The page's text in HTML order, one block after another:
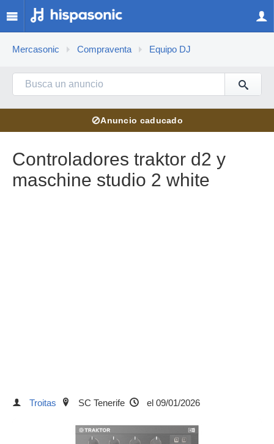
Mercasonic Compraventa Equipo DJ
⊘Anuncio caducado
Controladores traktor d2 y
maschine studio 2 white
Troitas SC Tenerife el 09/01/2026